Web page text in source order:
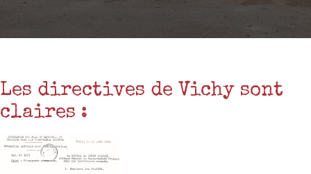
Les directives de Vichy sont
claires :